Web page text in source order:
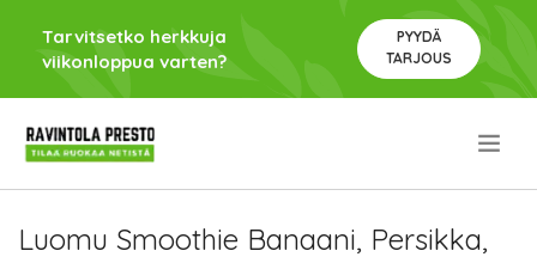
Tarvitsetko herkkuja
viikonloppua varten?
PYYDÄ
TARJOUS
Luomu Smoothie Banaani, Persikka,